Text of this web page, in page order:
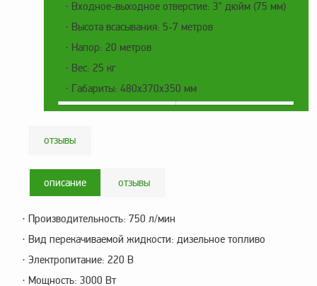
самовывоз
Гарантия
возврат
· Входное-выходное отверстие: 3" дюйм (75 мм)
· Высота всасывания: 5-7 метров
· Напор: 20 метров
· Вес: 25 кг
· Габариты: 480х370х350 мм
отзывы
описание отзывы
· Производительность: 750 л/мин
· Вид перекачиваемой жидкости: дизельное топливо
· Электропитание: 220 В
· Мощность: 3000 Вт